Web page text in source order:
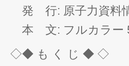
発 行: 原子力資料
本 文: フルカラー
◇◆ も く じ ◆ ◇